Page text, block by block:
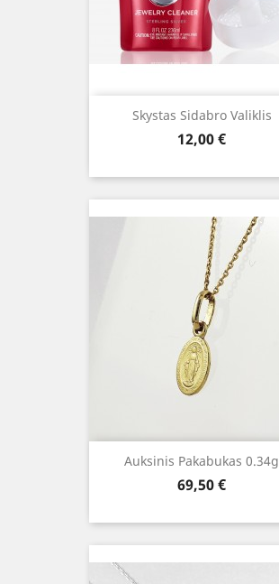
Skystas Sidabro Valiklis
Kaina
12,00 €
Auksinis Pakabukas 0.34g
Kaina
69,50 €